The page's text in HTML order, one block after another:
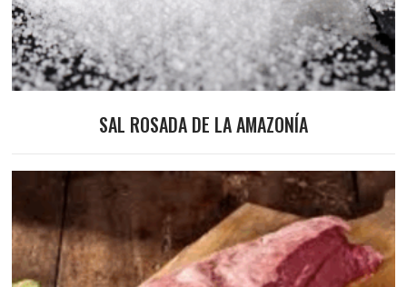
SAL ROSADA DE LA AMAZONÍA